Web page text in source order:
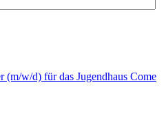
(m/w/d) für das Jugendhaus Come